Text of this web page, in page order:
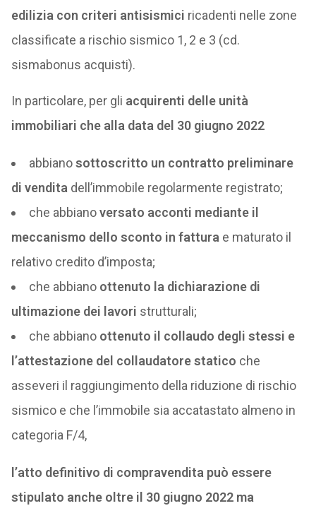
edilizia con criteri antisismici ricadenti nelle zone
classificate a rischio sismico 1, 2 e 3 (cd.
sismabonus acquisti).
In particolare, per gli acquirenti delle unità
immobiliari che alla data del 30 giugno 2022
abbianosottoscritto un contratto preliminare
di vendita dell’immobile regolarmente registrato;
che abbianoversato acconti mediante il
meccanismo dello sconto in fattura e maturato il
relativo credito d’imposta;
che abbiano ottenuto la dichiarazione di
ultimazione dei lavori strutturali;
che abbiano ottenuto il collaudo degli stessi e
l’attestazione del collaudatore statico che
asseveri il raggiungimento della riduzione di rischio
sismico e che l’immobile sia accatastato almeno in
categoria F/4,
l’atto definitivo di compravendita può essere
stipulato anche oltre il 30 giugno 2022 ma